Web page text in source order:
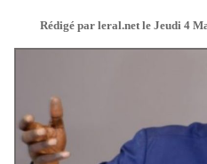
Rédigé par leral.net le Jeudi 4